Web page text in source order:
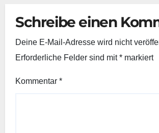
Schreibe einen
Deine E-Mail-Adresse wird nicht
Erforderliche Felder sind mit* markiert
Kommentar *